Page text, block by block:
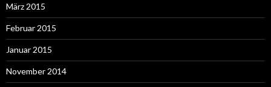
März 2015
Februar 2015
Januar 2015
November 2014